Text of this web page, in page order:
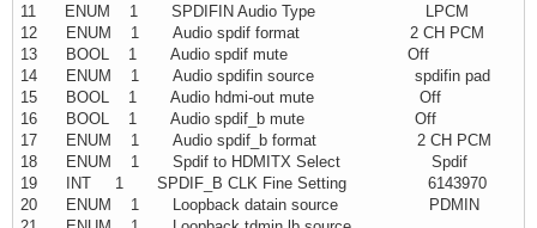
11 ENUM 1 SPDIFIN Audio Type LPCM
12 ENUM 1 Audio spdif format 2 CH PCM
13 BOOL 1 Audio spdif mute Off
14 ENUM 1 Audio spdifin source spdifin pad
15 BOOL 1 Audio hdmi-out mute Off
16 BOOL 1 Audio spdif_b mute Off
17 ENUM 1 Audio spdif_b format 2 CH PCM
18 ENUM 1 Spdif to HDMITX Select Spdif
19 INT 1 SPDIF_B CLK Fine Setting 6143970
20 ENUM 1 Loopback datain source PDMIN